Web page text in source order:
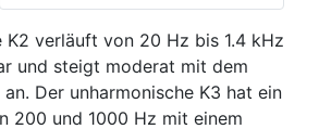
K2 verläuft von 20 Hz bis 1.4 kHz
und steigt moderat mit dem
Der unharmonische K3 hat ein
200 und 1000 Hz mit einem